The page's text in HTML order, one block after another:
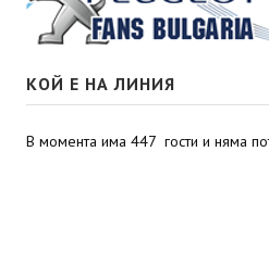
КОЙ Е НА ЛИНИЯ
В момента има 447 гости и няма